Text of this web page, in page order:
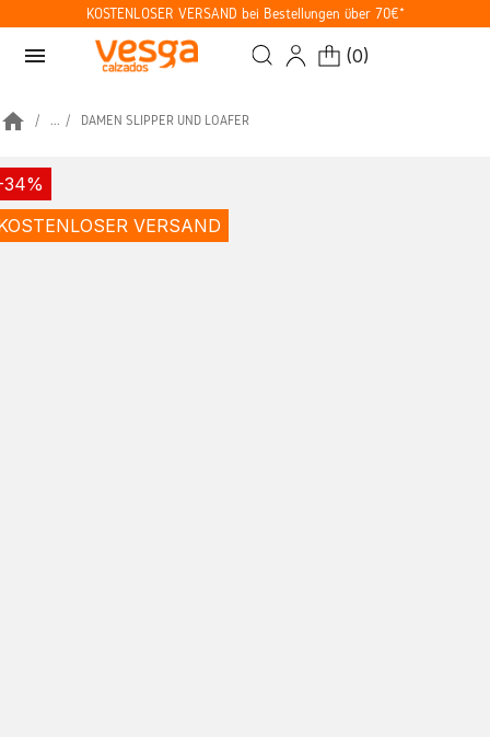
KOSTENLOSER VERSAND bei Bestellungen über 70€*
menu (0)
home ... DAMEN SLIPPER UND LOAFER
VERSAND